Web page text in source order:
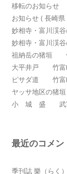
移転のお知らせ
お知らせ ( 長崎県
妙相寺・富川渓
妙相寺・富川渓
祖納岳の猪垣
大平井戸 竹富
ピサダ道 竹富
ヤッサ地区の猪
小 城 盛 武富
最近のコメン
季刊誌 樂（ら